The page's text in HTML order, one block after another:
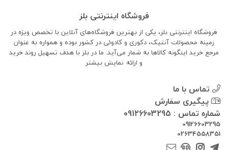
فروشگاه اینترنتی بلز
فروشگاه اینترنتی بلز، یکی از بهترین فروشگاه‌های آنلاین با تخصص ویژه در
زمینه محصولات آنتیک، دکوری و کادوئی در کشور بوده و همواره به عنوان
مرجع خرید اینگونه کالاها به شمار می‌آید. ما در بلز با هدف تسهیل روند خرید
و ارائه نمایش بیشتر
تماس با ما
پیگیری سفارش
شماره تماس : 09126603295
09126603295
02634558351